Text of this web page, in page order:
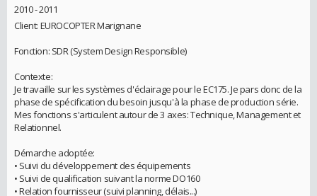
2010 - 2011
Client: EUROCOPTER Marignane
Fonction: SDR (System Design Responsible)
Contexte:
Je travaille sur les systèmes d'éclairage pour le EC175. Je pars donc de la
phase de spécification du besoin jusqu'à la phase de production série.
Mes fonctions s'articulent autour de 3 axes: Technique, Management et
Relationnel.
Démarche adoptée:
• Suivi du développement des équipements
• Suivi de qualification suivant la norme DO160
• Relation fournisseur (suivi planning, délais...)